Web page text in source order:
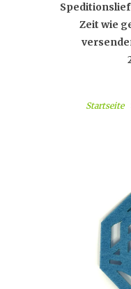
Zeit wie
Startseite